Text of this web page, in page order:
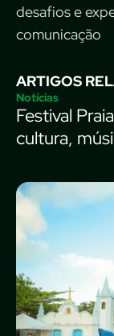
desafios e
comunicação
ARTIGOS
Notícias
Festival
cultura,